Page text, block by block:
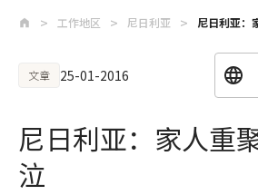
工作地区 尼日利亚 尼日利亚：
文章 25-01-2016
尼日利亚：家人重
泣